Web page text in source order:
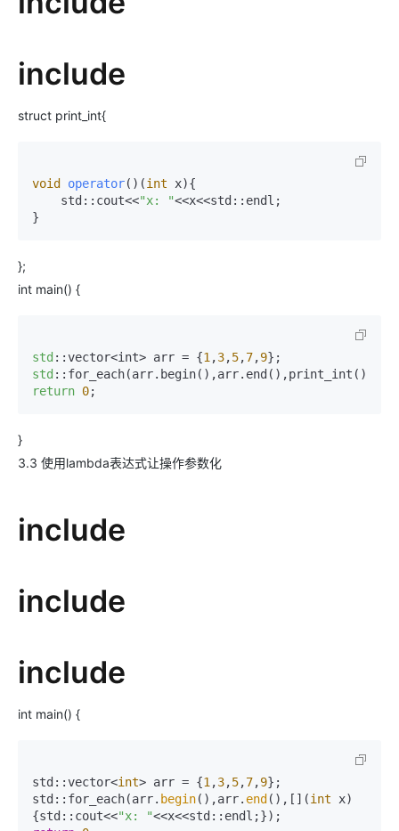
include
struct print_int{
void operator() (int x){
    std::cout<<
"x: "<<x<<std::endl;
}
};
int main() {
std ::vector<int> arr = {1 ,3,5,7,9
std
return 0;
}
3.3 使用lambda表达式让操作参数化
include
include
include
int main() {
std::vector<int> arr = {1 ,3,5,7,9};
std::for_each(arr. begin(),arr. end (),[](int x)
{std::cout<<"x: "